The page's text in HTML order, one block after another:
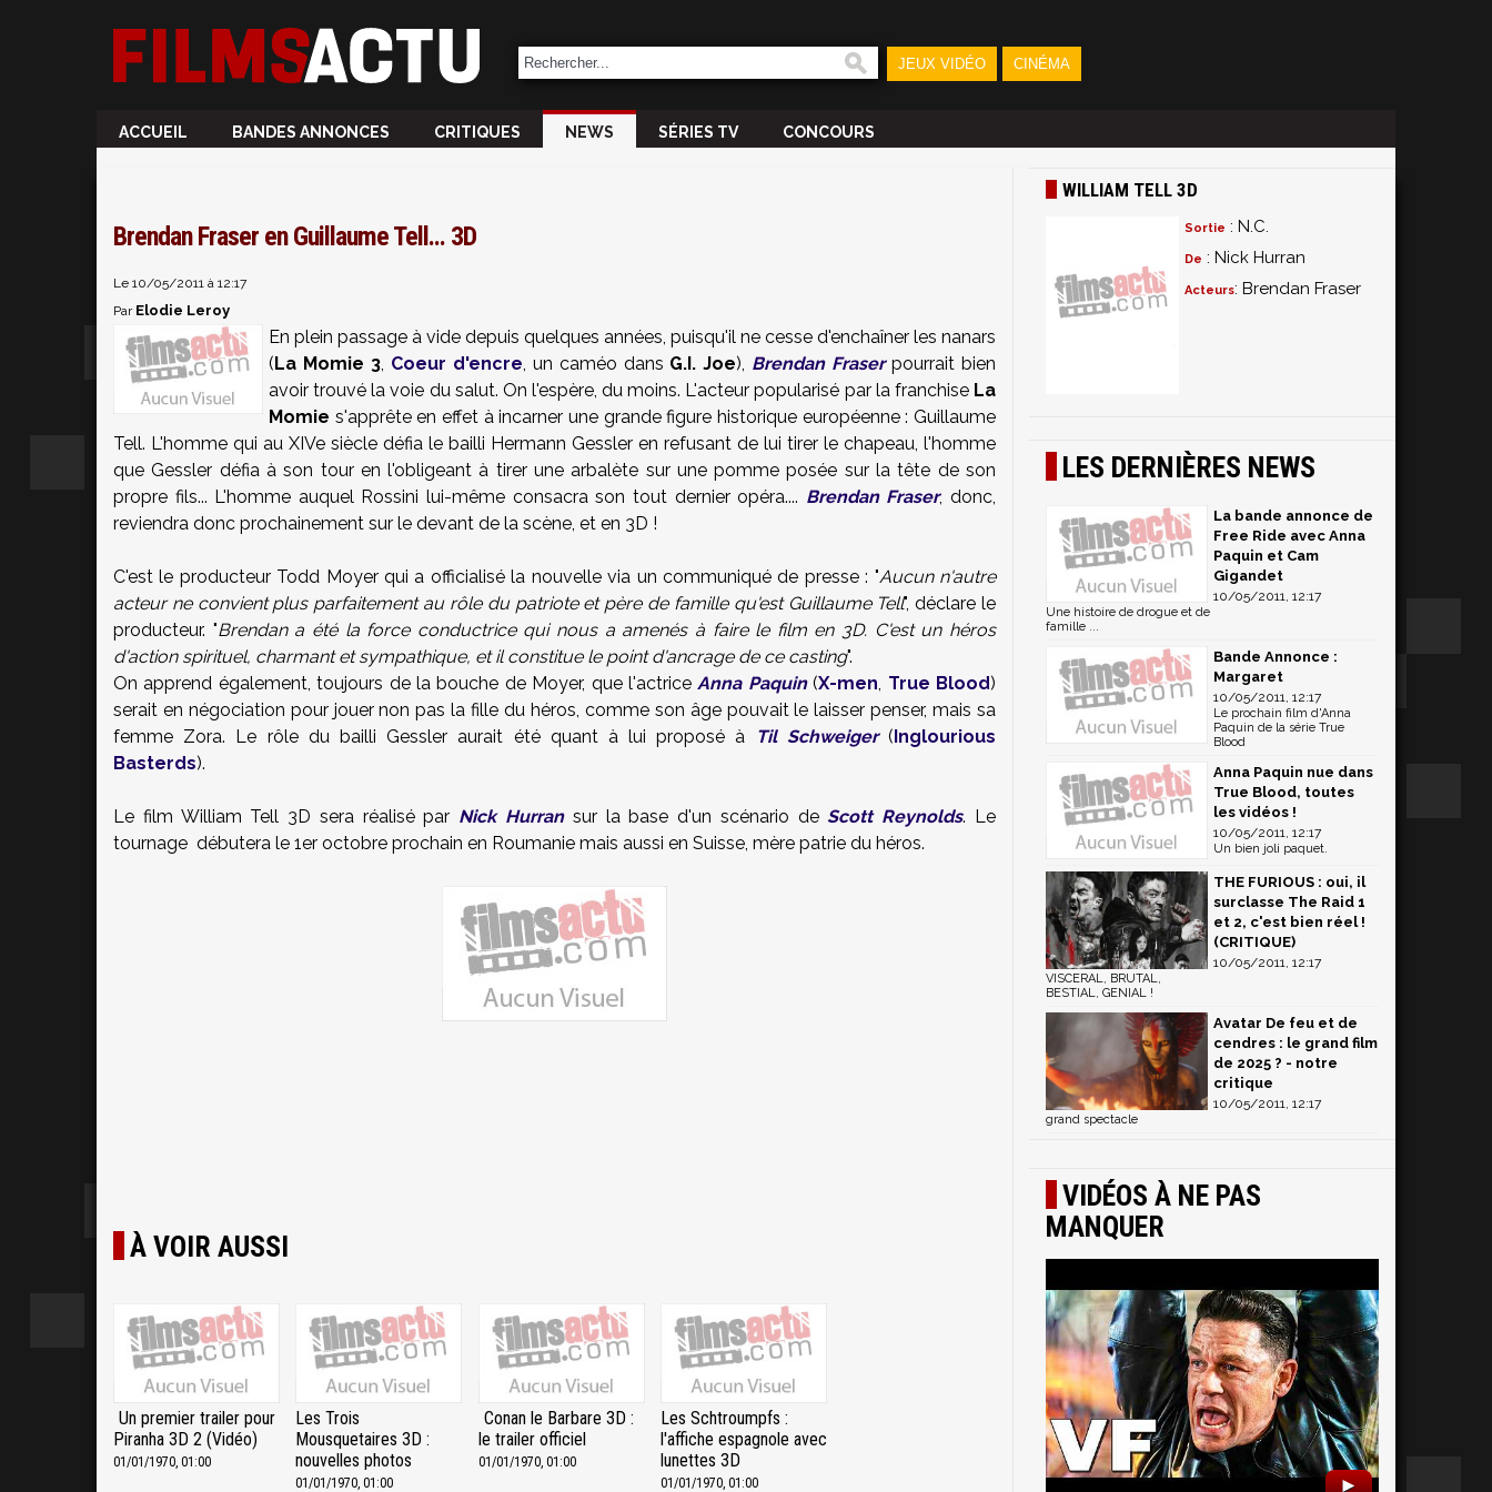
JEUX VIDÉO CINÉMA
ACCUEIL BANDES ANNONCES CRITIQUES NEWS SÉRIES TV CONCOURS
Brendan Fraser en Guillaume Tell... 3D
Le 10/05/2011 à 12:17
Par Elodie Leroy
En plein passage à vide depuis quelques années, puisqu'il ne cesse d'enchaîner les nanars
(La Momie 3, Coeur d'encre, un caméo dans G.I. Joe), Brendan Fraserpourrait bien
avoir trouvé la voie du salut. On l'espère, du moins. L'acteur popularisé par la franchise La
Momie s'apprête en effet à incarner une grande figure historique européenne : Guillaume
Tell. L'homme qui au XIVe siècle défia le bailli Hermann Gessler en refusant de lui tirer le chapeau, l'homme
que Gessler défia à son tour en l'obligeant à tirer une arbalète sur une pomme posée sur la tête de son
propre fils... L'homme auquel Rossini lui-même consacra son tout dernier opéra.... Brendan Fraser, donc,
reviendra donc prochainement sur le devant de la scène, et en 3D !
C'est le producteur Todd Moyer qui a officialisé la nouvelle via un communiqué de presse : "Aucun n'autre
acteur ne convient plus parfaitement au rôle du patriote et père de famille qu'est Guillaume Tell", déclare le
producteur. "Brendan a été la force conductrice qui nous a amenés à faire le film en 3D. C'est un héros
d'action spirituel, charmant et sympathique, et il constitue le point d'ancrage de ce casting".
On apprend également, toujours de la bouche de Moyer, que l'actriceAnna Paquin(X-men, True Blood)
serait en négociation pour jouer non pas la fille du héros, comme son âge pouvait le laisser penser, mais sa
femme Zora. Le rôle du bailli Gessler aurait été quant à lui proposé à
Til Schweiger(Inglourious
Basterds).
Le film William Tell 3D sera réalisé par Nick Hurransur la base d'un scénario deScott Reynolds. Le
tournage débutera le 1er octobre prochain en Roumanie mais aussi en Suisse, mère patrie du héros.
À VOIR AUSSI
Un premier trailer pour
Piranha 3D 2 (Vidéo)
01/01/1970, 01:00
Les Trois
Mousquetaires 3D :
nouvelles photos
01/01/1970, 01:00
Conan le Barbare 3D :
le trailer officiel
01/01/1970, 01:00
Les Schtroumpfs :
l'affiche espagnole avec
lunettes 3D
01/01/1970, 01:00
WILLIAM TELL 3D
Sortie : N.C.
De : Nick Hurran
Acteurs: Brendan Fraser
LES DERNIÈRES NEWS
La bande annonce de
Free Ride avec Anna
Paquin et Cam
Gigandet
10/05/2011, 12:17
Une histoire de drogue et de
famille ...
Bande Annonce :
Margaret
10/05/2011, 12:17
Le prochain film d'Anna
Paquin de la série True
Blood
Anna Paquin nue dans
True Blood, toutes
les vidéos !
10/05/2011, 12:17
Un bien joli paquet.
THE FURIOUS : oui, il
surclasse The Raid 1
et 2, c'est bien réel !
(CRITIQUE)
10/05/2011, 12:17
VISCERAL, BRUTAL,
BESTIAL, GENIAL !
Avatar De feu et de
cendres : le grand film
de 2025 ? - notre
critique
10/05/2011, 12:17
grand spectacle
VIDÉOS À NE PAS
MANQUER
►